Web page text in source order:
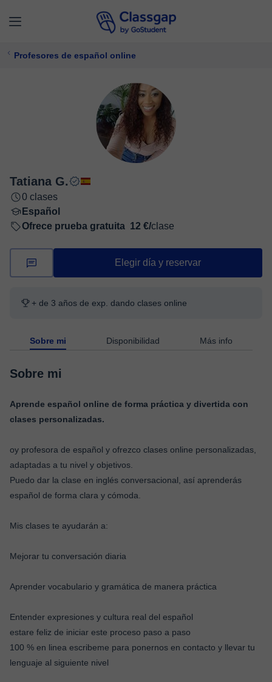
Profesores de español online
Tatiana G.
0 clases
Español
Ofrece prueba gratuita 12 €/clase
Elegir día y reservar
+ de 3 años de exp. dando clases online
Sobre mi Disponibilidad Más info
Sobre mi
Aprende español online de forma práctica y divertida con
clases personalizadas.
oy profesora de español y ofrezco clases online personalizadas,
adaptadas a tu nivel y objetivos.
Puedo dar la clase en inglés conversacional, así aprenderás
español de forma clara y cómoda.
Mis clases te ayudarán a:
Mejorar tu conversación diaria
Aprender vocabulario y gramática de manera práctica
Entender expresiones y cultura real del español
estare feliz de iniciar este proceso paso a paso
100 % en linea escribeme para ponernos en contacto y llevar tu
lenguaje al siguiente nivel